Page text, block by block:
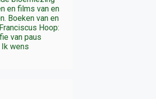
en films van en
Boeken van en
Hoop:
van paus
Ik wens